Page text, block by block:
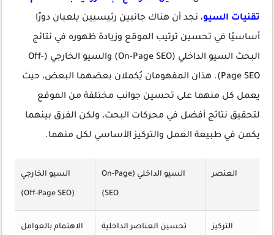
تقنيات السيو، نجد أن هناك جانبين رئيسيين يلعبان دورًا
أساسيًا في تحسين ترتيب الموقع وزيادة ظهوره في نتائج
البحث السيو الداخلي (On-Page SEO) والسيو الخارجي (Off-
Page SEO). هذان المفهومان يُكملان بعضهما البعض، حيث
يعمل كل منهما على تحسين جوانب مختلفة من الموقع
لتحقيق نتائج أفضل في محركات البحث، ولكن الفرق بينهما
يكمن في طبيعة العمل والتركيز الأساسي لكل منهما.
العنصر السيو الداخلي (On-Page
SEO)
السيو الخارجي
(Off-Page SEO)
التركيز تحسين العناصر الداخلية الاهتمام بالعوامل